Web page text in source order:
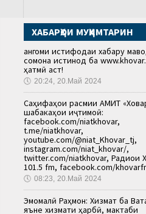
ХАБАРҲОИ МУҲИМТАРИН
Ҳангоми истифодаи хабару
сомона истинод ба
ҳатмӣ аст!
🕔 20:24, 20.Май 2024
Саҳифаҳои расмии АМИТ
шабакаҳои иҷтимоӣ:
facebook.com/niatkhovar,
t.me/niatkhovar,
youtube.com/@niat_Khovar_tj,
instagram.com/niat_khovar/,
twitter.com/niatkhovar, Радиои
101.5 fm, facebook.com/
🕔 08:23, 20.Май 2024
Эмомалӣ Раҳмон: Хизмат ба
яъне хизмати ҳарбӣ, мактаби